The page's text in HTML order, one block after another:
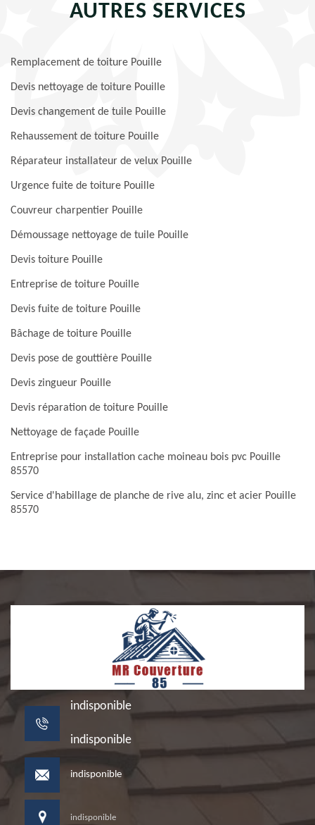
AUTRES SERVICES
Remplacement de toiture Pouille
Devis nettoyage de toiture Pouille
Devis changement de tuile Pouille
Rehaussement de toiture Pouille
Réparateur installateur de velux Pouille
Urgence fuite de toiture Pouille
Couvreur charpentier Pouille
Démoussage nettoyage de tuile Pouille
Devis toiture Pouille
Entreprise de toiture Pouille
Devis fuite de toiture Pouille
Bâchage de toiture Pouille
Devis pose de gouttière Pouille
Devis zingueur Pouille
Devis réparation de toiture Pouille
Nettoyage de façade Pouille
Entreprise pour installation cache moineau bois pvc Pouille
85570
Service d'habillage de planche de rive alu, zinc et acier Pouille
85570
indisponible
indisponible
indisponible
indisponible